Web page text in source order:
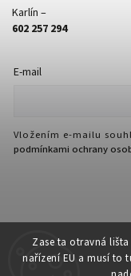
Zase ta otravná
nařízení EU a musí to
Karlín –
602 257 294
E-mail
Vložením e-mailu
podmínkami ochrany
FACEBOOK